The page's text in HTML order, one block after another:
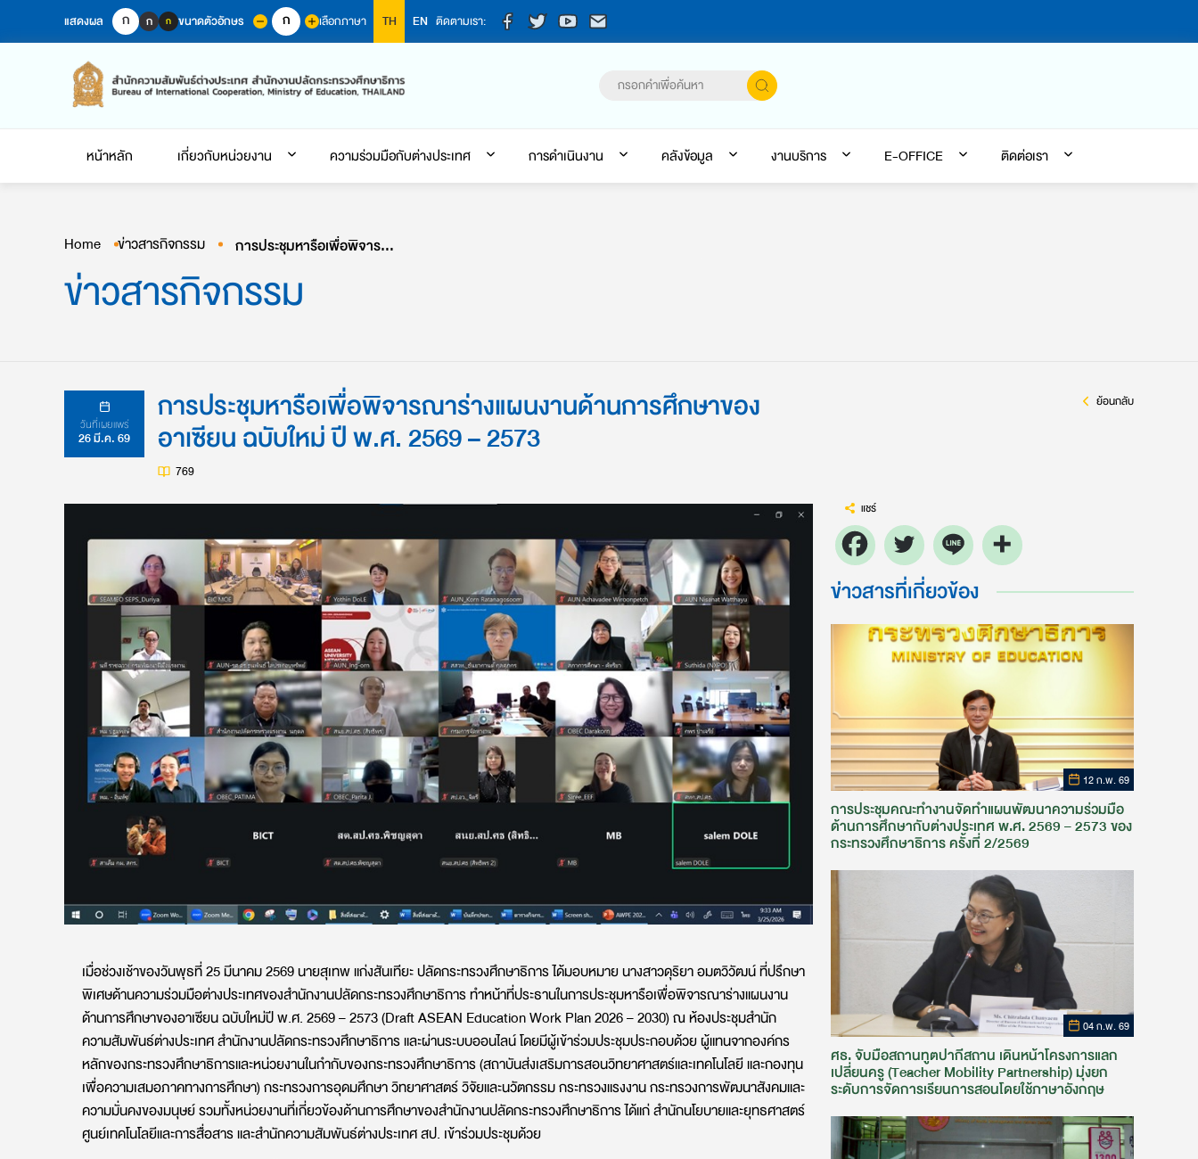
แสดงผล ก ก ก ขนาดตัวอักษร ก เลือกภาษา TH EN ติดตามเรา:
หน้าหลัก เกี่ยวกับหน่วยงาน ความร่วมมือกับต่างประเทศ การดำเนินงาน คลังข้อมูล งานบริการ E-OFFICE ติดต่อเรา
Home ข่าวสารกิจกรรม การประชุมหารือเพื่อพิจารณาร่างแผนงานด้านการศึกษาของอาเซียน ฉบับใหม่ ปี พ.ศ. 2569 – 2573
ข่าวสารกิจกรรม
วันที่เผยแพร่
26 มี.ค. 69
การประชุมหารือเพื่อพิจารณาร่างแผนงานด้านการศึกษาของ
อาเซียน ฉบับใหม่ ปี พ.ศ. 2569 – 2573
769
เมื่อช่วงเช้าของวันพุธที่ 25 มีนาคม 2569 นายสุเทพ แก่งสันเทียะ ปลัดกระทรวงศึกษาธิการ ได้มอบหมาย นางสาวดุริยา อมตวิวัฒน์ ที่ปรึกษา
พิเศษด้านความร่วมมือต่างประเทศของสำนักงานปลัดกระทรวงศึกษาธิการ ทำหน้าที่ประธานในการประชุมหารือเพื่อพิจารณาร่างแผนงาน
ด้านการศึกษาของอาเซียน ฉบับใหม่ปี พ.ศ. 2569 – 2573 (Draft ASEAN Education Work Plan 2026 – 2030) ณ ห้องประชุมสำนัก
ความสัมพันธ์ต่างประเทศ สำนักงานปลัดกระทรวงศึกษาธิการ และผ่านระบบออนไลน์ โดยมีผู้เข้าร่วมประชุมประกอบด้วย ผู้แทนจากองค์กร
หลักของกระทรวงศึกษาธิการและหน่วยงานในกำกับของกระทรวงศึกษาธิการ (สถาบันส่งเสริมการสอนวิทยาศาสตร์และเทคโนโลยี และกองทุน
เพื่อความเสมอภาคทางการศึกษา) กระทรวงการอุดมศึกษา วิทยาศาสตร์ วิจัยและนวัตกรรม กระทรวงแรงงาน กระทรวงการพัฒนาสังคมและ
ความมั่นคงของมนุษย์ รวมทั้งหน่วยงานที่เกี่ยวข้องด้านการศึกษาของสำนักงานปลัดกระทรวงศึกษาธิการ ได้แก่ สำนักนโยบายและยุทธศาสตร์
ศูนย์เทคโนโลยีและการสื่อสาร และสำนักความสัมพันธ์ต่างประเทศ สป. เข้าร่วมประชุมด้วย
ย้อนกลับ
แชร์
ข่าวสารที่เกี่ยวข้อง
12 ก.พ. 69
การประชุมคณะทำงานจัดทำแผนพัฒนาความร่วมมือ
ด้านการศึกษากับต่างประเทศ พ.ศ. 2569 – 2573 ของ
กระทรวงศึกษาธิการ ครั้งที่ 2/2569
04 ก.พ. 69
ศธ. จับมือสถานทูตปากีสถาน เดินหน้าโครงการแลก
เปลี่ยนครู (Teacher Mobility Partnership) มุ่งยก
ระดับการจัดการเรียนการสอนโดยใช้ภาษาอังกฤษ